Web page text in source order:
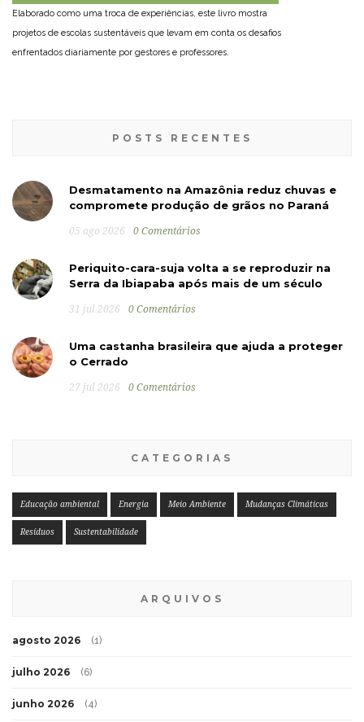
Elaborado como uma troca de experiências, este livro mostra
projetos de escolas sustentáveis que levam em conta os desafios
enfrentados diariamente por gestores e professores.
POSTS RECENTES
Desmatamento na Amazônia reduz chuvas e
compromete produção de grãos no Paraná
05 ago 2026 0 Comentários
Periquito-cara-suja volta a se reproduzir na
Serra da Ibiapaba após mais de um século
31 jul 2026 0 Comentários
Uma castanha brasileira que ajuda a proteger
o Cerrado
27 jul 2026 0 Comentários
CATEGORIAS
Educação ambiental Energia Meio Ambiente Mudanças Climáticas
Resíduos Sustentabilidade
ARQUIVOS
agosto 2026 (1)
julho 2026 (6)
junho 2026 (4)